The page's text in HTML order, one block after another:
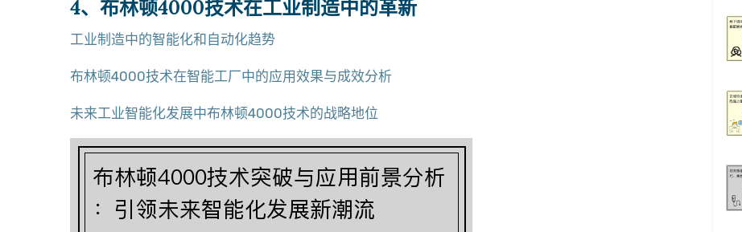
4、布林顿4000技术在工业制造中的革新
工业制造中的智能化和自动化趋势
布林顿4000技术在智能工厂中的应用效果与成效分析
未来工业智能化发展中布林顿4000技术的战略地位